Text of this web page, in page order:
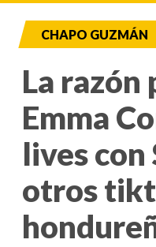
CHAPO GUZMÁN
La razón
Emma
lives con
otros